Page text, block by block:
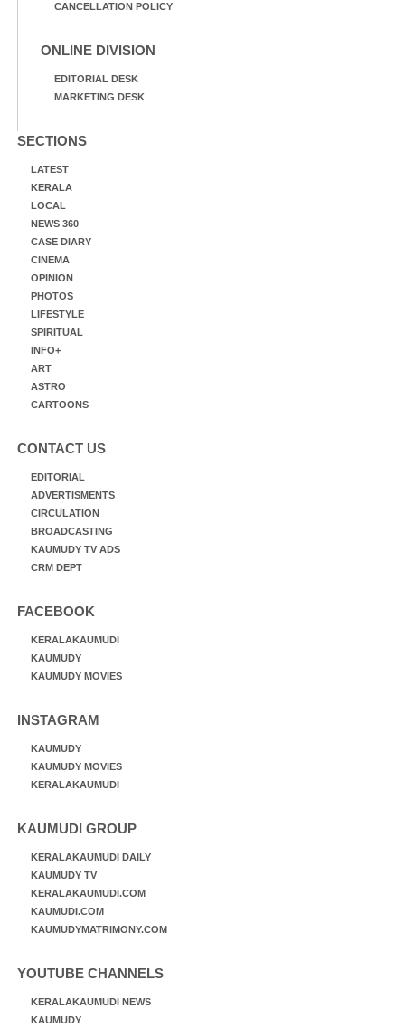
CANCELLATION POLICY
ONLINE DIVISION
EDITORIAL DESK
MARKETING DESK
SECTIONS
LATEST
KERALA
LOCAL
NEWS 360
CASE DIARY
CINEMA
OPINION
PHOTOS
LIFESTYLE
SPIRITUAL
INFO+
ART
ASTRO
CARTOONS
CONTACT US
EDITORIAL
ADVERTISMENTS
CIRCULATION
BROADCASTING
KAUMUDY TV ADS
CRM DEPT
FACEBOOK
KERALAKAUMUDI
KAUMUDY
KAUMUDY MOVIES
INSTAGRAM
KAUMUDY
KAUMUDY MOVIES
KERALAKAUMUDI
KAUMUDI GROUP
KERALAKAUMUDI DAILY
KAUMUDY TV
KERALAKAUMUDI.COM
KAUMUDI.COM
KAUMUDYMATRIMONY.COM
YOUTUBE CHANNELS
KERALAKAUMUDI NEWS
KAUMUDY